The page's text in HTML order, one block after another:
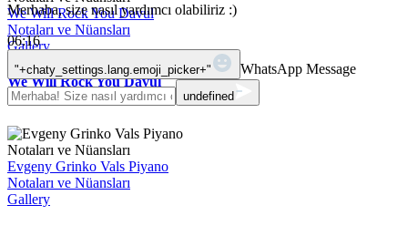
We Will Rock You Davul
Notaları ve Nüansları
Gallery
We Will Rock You Davul
Notaları ve Nüansları
Evgeny Grinko Vals Piyano
Notaları ve Nüansları
Gallery
Merhaba, size nasıl yardımcı olabiliriz :)
06:16
"+chaty_settings.lang.emoji_picker+" WhatsApp Message
undefined